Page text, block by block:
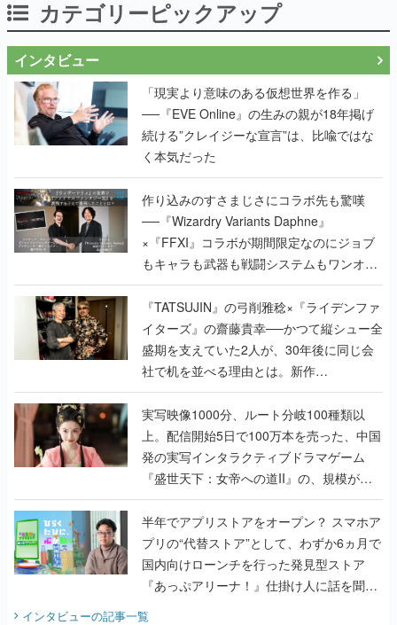
カテゴリーピックアップ
インタビュー
「現実より意味のある仮想世界を作る」
──『EVE Online』の生みの親が18年掲げ
続ける”クレイジーな宣言”は、比喩ではな
く本気だった
作り込みのすさまじさにコラボ先も驚嘆
──『Wizardry Variants Daphne』
×『FFXI』コラボが期間限定なのにジョブ
もキャラも武器も戦闘システムもワンオフ
で作り込まれた理由を両ディレクターに聞
く
『TATSUJIN』の弓削雅稔×『ライデンファ
イターズ』の齋藤貴幸──かつて縦シュー全
盛期を支えていた2人が、30年後に同じ会
社で机を並べる理由とは。新作
『TATSUJIN EXTREME』で初タッグを組
んだレジェンド2人に訊く開発秘話
実写映像1000分、ルート分岐100種類以
上。配信開始5日で100万本を売った、中国
発の実写インタラクティブドラマゲーム
『盛世天下：女帝への道II』の、規模が違
うこだわりをプロデューサーに聞いた
半年でアプリストアをオープン？ スマホア
プリの“代替ストア”として、わずか6ヵ月で
国内向けローンチを行った発見型ストア
『あっぷアリーナ！』仕掛け人に話を聞い
インタビューの記事一覧